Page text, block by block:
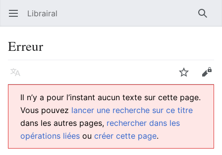
Ouvrir le menu principal Librairal
Erreur
Langue Suivre
Il n’y a pour l’instant aucun texte sur cette page.
Vous pouvez lancer une recherche sur ce titre
dans les autres pages, rechercher dans les
opérations liées ou créer cette page.